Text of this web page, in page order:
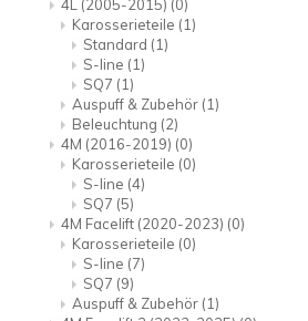
4L (2005-2015) (0)
Karosserieteile (1)
Standard (1)
S-line (1)
SQ7 (1)
Auspuff & Zubehör (1)
Beleuchtung (2)
4M (2016-2019) (0)
Karosserieteile (0)
S-line (4)
SQ7 (5)
4M Facelift (2020-2023) (0)
Karosserieteile (0)
S-line (7)
SQ7 (9)
Auspuff & Zubehör (1)